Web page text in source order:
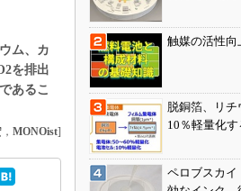
ム、カ
を排出
あるこ
， MONOist]
触媒の活性向
脱銅箔、リ
10％軽量化
ペロブスカイ